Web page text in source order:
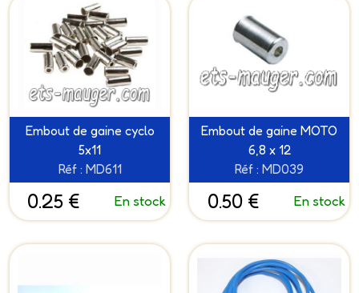
Embout de gaine cyclo
5x11
Réf : MD611
0.25 € En stock
Embout de gaine MOTO
6,8 x 12
Réf : MD039
0.50 € En stock